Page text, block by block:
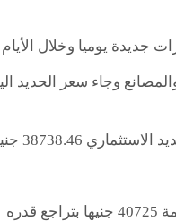
جديدة يوميا وخلال
وجاء سعر الحديد
سجل اليوم